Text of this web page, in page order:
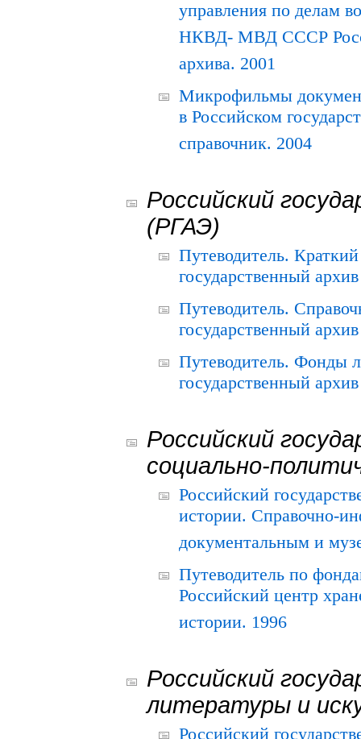
управления по делам
НКВД- МВД СССР
архива. 2001
Микрофильмы
в Российском
справочник. 2004
Российский
(РГАЭ)
Путеводитель.
государственный
Путеводитель.
государственный
Путеводитель. Фонды
государственный
Российский
социально-
Российский
истории. Справочно-
документальным и
Путеводитель по
Российский центр
истории. 1996
Российский
литературы и
Российский